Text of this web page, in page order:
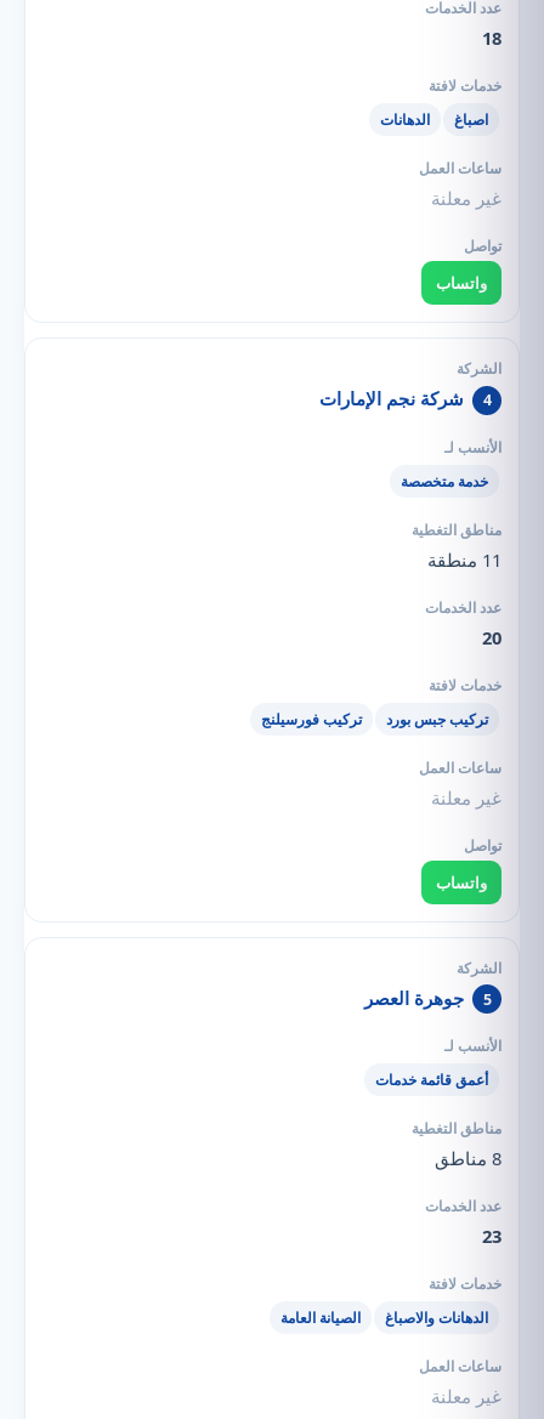
18
اصباغ الدهانات
غير معلنة
واتساب
4 شركة نجم الإمارات
خدمة متخصصة
11 منطقة
20
تركيب جبس بورد تركيب فورسيلنج
غير معلنة
واتساب
5 جوهرة العصر
أعمق قائمة خدمات
8 مناطق
23
الدهانات والاصباغ الصيانة العامة
غير معلنة